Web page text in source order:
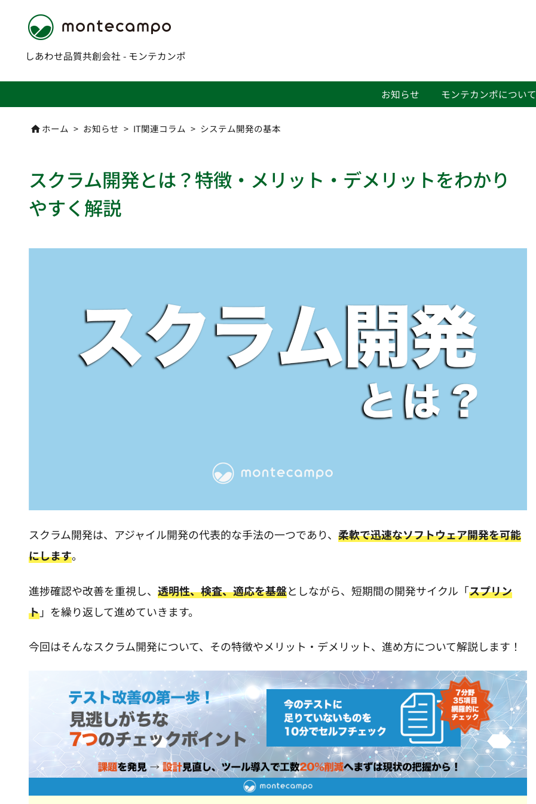
しあわせ品質共創会社 - モンテカンポ
お知らせ モンテカンポについて
 ホーム > お知らせ > IT関連コラム > システム開発の基本
スクラム開発とは？特徴・メリット・デメリットをわかり
やすく解説
スクラム開発は、アジャイル開発の代表的な手法の一つであり、 柔軟で迅速なソフトウェア開発を可能
にします。
進捗確認や改善を重視し、 透明性、検査、適応を基盤としながら、短期間の開発サイクル「スプリン
ト」を繰り返して進めていきます。
今回はそんなスクラム開発について、その特徴やメリット・デメリット、進め方について解説します！